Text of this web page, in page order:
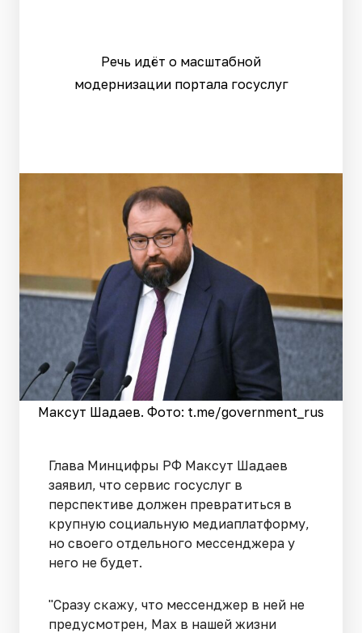
Речь идёт о масштабной
модернизации портала госуслуг
Максут Шадаев. Фото: t.me/government_rus
Глава Минцифры РФ Максут Шадаев
заявил, что сервис госуслуг в
перспективе должен превратиться в
крупную социальную медиаплатформу,
но своего отдельного мессенджера у
него не будет.
"Сразу скажу, что мессенджер в ней не
предусмотрен, Max в нашей жизни